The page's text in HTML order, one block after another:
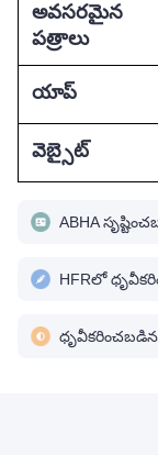
అవసరమైన
పత్రాలు
యాప్
వెబ్సైట్
ABHA
HFRలో
ధృవీకరించబడిన